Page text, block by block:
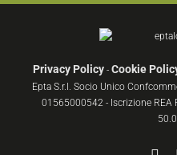
Privacy Policy- Cookie
Epta S.r.l. Socio Unico
01565000542 - Iscrizione REA